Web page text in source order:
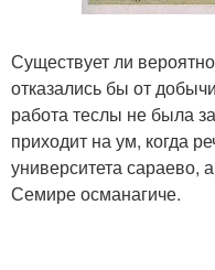
Существует ли
отказались бы от
работа теслы не была
приходит на ум, когда
университета сараево,
Семире османагиче.